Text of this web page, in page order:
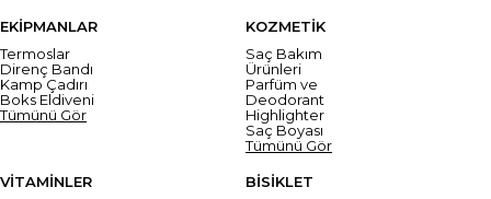
EKİPMANLAR
Termoslar
Direnç Bandı
Kamp Çadırı
Boks Eldiveni
Tümünü Gör
KOZMETİK
Saç Bakım
Ürünleri
Parfüm ve
Deodorant
Highlighter
Saç Boyası
Tümünü Gör
VİTAMİNLER
BİSİKLET